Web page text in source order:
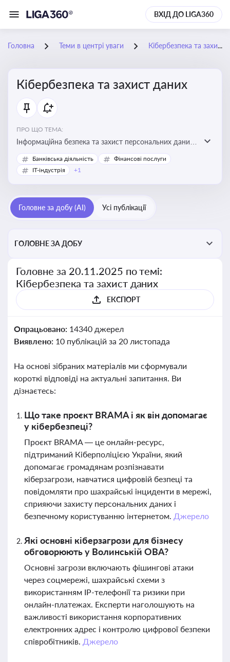
ВХІД ДО LIGA360
Головна Теми в центрі уваги Кібербезпека та захист даних
Кібербезпека та захист даних
ПРО ЩО ТЕМА:
Інформаційна безпека та захист персональних даних
на підприємстві
Банківська діяльність
Фінансові послуги
IT-індустрія
+1
Головне за добу (AI) Усі публікації
ГОЛОВНЕ ЗА ДОБУ
Головне за 20.11.2025 по темі:
Кібербезпека та захист даних
ЕКСПОРТ
Опрацьовано: 14340 джерел
Виявлено: 10 публікацій за 20 листопада
На основі зібраних матеріалів ми сформували
короткі відповіді на актуальні запитання. Ви
дізнаєтесь:
Що таке проєкт BRAMA і як він допомагає
у кібербезпеці?
Проєкт BRAMA — це онлайн-ресурс,
підтриманий Кіберполіцією України, який
допомагає громадянам розпізнавати
кіберзагрози, навчатися цифровій безпеці та
повідомляти про шахрайські інциденти в мережі,
сприяючи захисту персональних даних і
безпечному користуванню інтернетом. Джерело
Які основні кіберзагрози для бізнесу
обговорюють у Волинській ОВА?
Основні загрози включають фішингові атаки
через соцмережі, шахрайські схеми з
використанням IP-телефонії та ризики при
онлайн-платежах. Експерти наголошують на
важливості використання корпоративних
електронних адрес і контролю цифрової безпеки
співробітників. Джерело